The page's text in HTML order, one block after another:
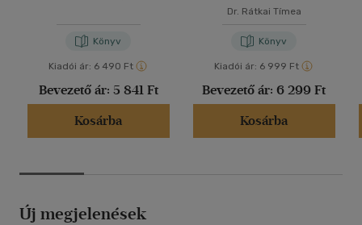
Könyv
Kiadói ár: 6 490 Ft
Bevezető ár: 5 841 Ft
Kosárba
Dr. Rátkai Tímea
Könyv
Kiadói ár: 6 999 Ft
Bevezető ár: 6 299 Ft
Kosárba
Új megjelenések